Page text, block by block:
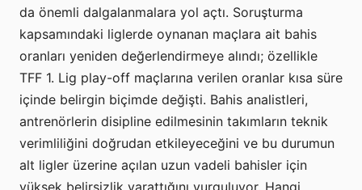
da önemli dalgalanmalara yol açtı. Soruşturma
kapsamındaki liglerde oynanan maçlara ait bahis
oranları yeniden değerlendirmeye alındı; özellikle
TFF 1. Lig play-off maçlarına verilen oranlar kısa süre
içinde belirgin biçimde değişti. Bahis analistleri,
antrenörlerin disipline edilmesinin takımların teknik
verimliliğini doğrudan etkileyeceğini ve bu durumun
alt ligler üzerine açılan uzun vadeli bahisler için